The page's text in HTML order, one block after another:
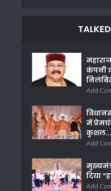
कंपनी
Add
में
कुशल...
Add
दिया
Add